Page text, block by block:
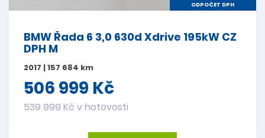
ODPOČET DPH
BMW Řada 6 3,0 630d Xdrive 195kW CZ
DPH M
2017 | 157 684 km
506 999 Kč
539 999 Kč v hotovosti